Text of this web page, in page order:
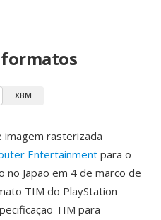
formatos
XBM
rasterizada
Entertainment para o
no Japão em 4 de marco de
TIM do PlayStation
TIM para